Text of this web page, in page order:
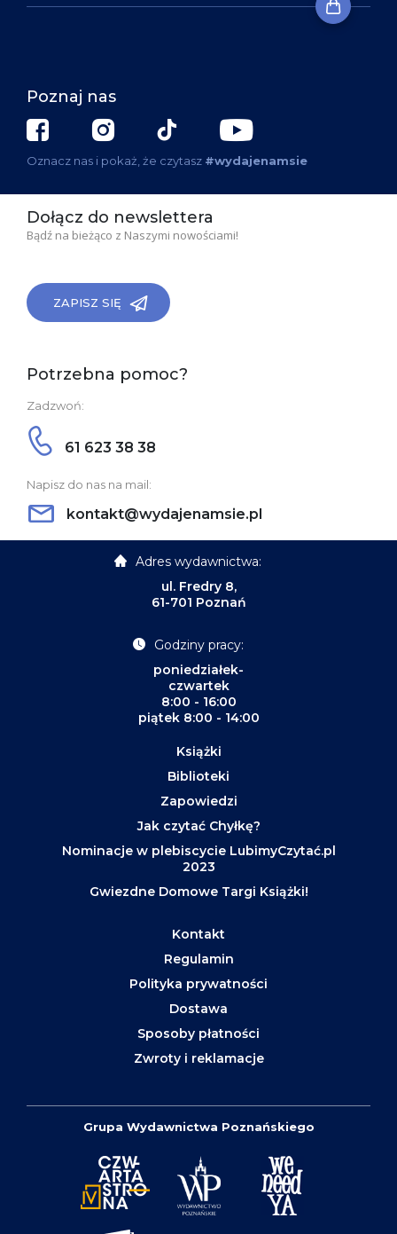
Poznaj nas
Oznacz nas i pokaż, że czytasz #wydajenamsie
Dołącz do newslettera
Bądź na bieżąco z Naszymi nowościami!
ZAPISZ SIĘ
Potrzebna pomoc?
Zadzwoń:
61 623 38 38
Napisz do nas na mail:
kontakt@wydajenamsie.pl
Adres wydawnictwa:
ul. Fredry 8,
61-701 Poznań
Godziny pracy:
poniedziałek-
czwartek
8:00 - 16:00
piątek 8:00 - 14:00
Książki
Biblioteki
Zapowiedzi
Jak czytać Chyłkę?
Nominacje w plebiscycie LubimyCzytać.pl
2023
Gwiezdne Domowe Targi Książki!
Kontakt
Regulamin
Polityka prywatności
Dostawa
Sposoby płatności
Zwroty i reklamacje
Grupa Wydawnictwa Poznańskiego